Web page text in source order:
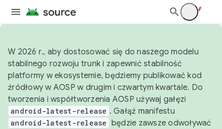
W 2026 r., aby dostosować się do naszego modelu
stabilnego rozwoju trunk i zapewnić stabilność
platformy w ekosystemie, będziemy publikować kod
źródłowy w AOSP w drugim i czwartym kwartale. Do
tworzenia i współtworzenia AOSP używaj gałęzi
android-latest-release . Gałąź manifestu
android-latest-release będzie zawsze odwoływać